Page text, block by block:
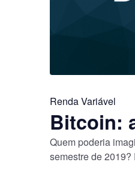
Renda Variável
Bitcoin:
Quem poderia
semestre de